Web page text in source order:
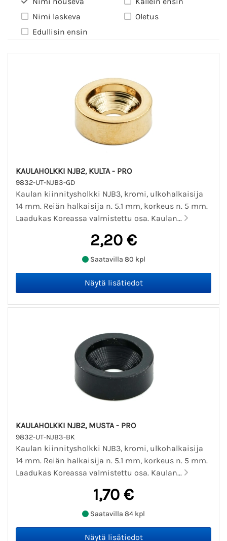
Nimi laskeva
Edullisin ensin
Oletus
KAULAHOLKKI NJB2, KULTA - PRO
9832-UT-NJB3-GD
Kaulan kiinnitysholkki NJB3, kromi, ulkohalkaisija
14 mm. Reiän halkaisija n. 5.1 mm, korkeus n. 5 mm.
Laadukas Koreassa valmistettu osa. Kaulan...
2,20 €
Saatavilla 80 kpl
KAULAHOLKKI NJB2, MUSTA - PRO
9832-UT-NJB3-BK
Kaulan kiinnitysholkki NJB3, kromi, ulkohalkaisija
14 mm. Reiän halkaisija n. 5.1 mm, korkeus n. 5 mm.
Laadukas Koreassa valmistettu osa. Kaulan...
1,70 €
Saatavilla 84 kpl